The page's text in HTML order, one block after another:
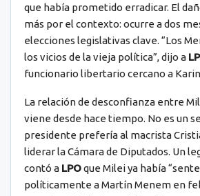
que había prometido erradicar. El
más por el contexto: ocurre a dos
elecciones legislativas clave. “Los
los vicios de la vieja política”, dijo a
funcionario libertario cercano a
La relación de desconfianza entre
viene desde hace tiempo. No es un
presidente prefería al macrista
liderar la Cámara de Diputados. Un
contó a LPOque Milei ya había
políticamente a Martín Menem en